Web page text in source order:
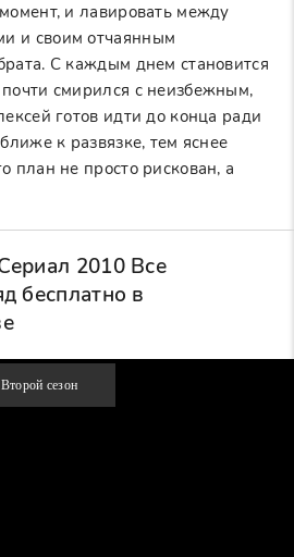
и лавировать между
и своим отчаянным
С каждым днем становится
смирился с неизбежным,
готов идти до конца ради
к развязке, тем яснее
план не просто рискован, а
2010 Все
бесплатно в
Второй сезон